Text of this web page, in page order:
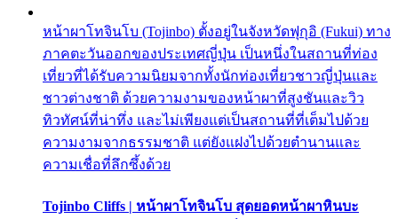
หน้าผาโทจินโบ (Tojinbo) ตั้งอยู่ในจังหวัดฟุกุอิ (Fukui) ทาง
ภาคตะวันออกของประเทศญี่ปุ่น เป็นหนึ่งในสถานที่ท่อง
เที่ยวที่ได้รับความนิยมจากทั้งนักท่องเที่ยวชาวญี่ปุ่นและ
ชาวต่างชาติ ด้วยความงามของหน้าผาที่สูงชันและวิว
ทิวทัศน์ที่น่าทึ่ง และไม่เพียงแต่เป็นสถานที่ที่เต็มไปด้วย
ความงามจากธรรมชาติ แต่ยังแฝงไปด้วยตำนานและ
ความเชื่อที่ลึกซึ้งด้วย
Tojinbo Cliffs | หน้าผาโทจินโบ สุดยอดหน้าผาหินบะ